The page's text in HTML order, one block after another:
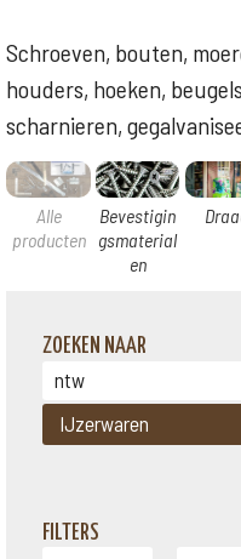
Schroeven, bouten,
houders, hoeken,
scharnieren,
Alle
producten
Bevestigin
gsmaterial
en
ZOEKEN NAAR
FILTERS